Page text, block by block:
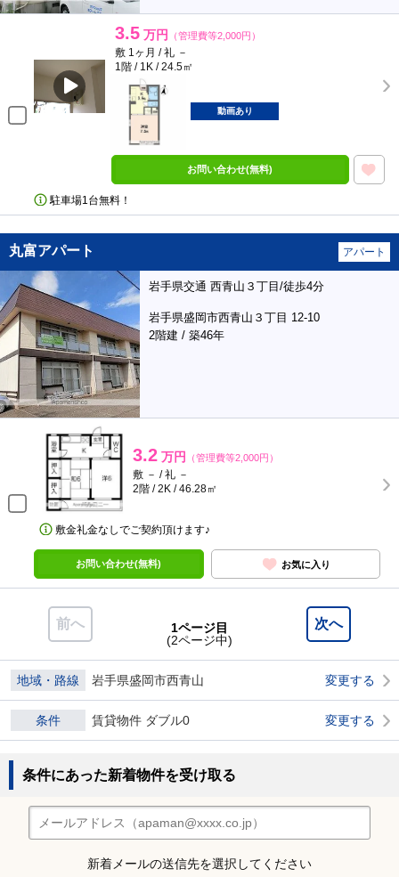
3.5 万円 （管理費等2,000円）
敷 1ヶ月 / 礼 －
1階 / 1K / 24.5㎡
動画あり
お問い合わせ(無料)
駐車場1台無料！
丸富アパート アパート
岩手県交通 西青山３丁目/徒歩4分
岩手県盛岡市西青山３丁目 12-10
2階建 / 築46年
3.2 万円 （管理費等2,000円）
敷 － / 礼 －
2階 / 2K / 46.28㎡
敷金礼金なしでご契約頂けます♪
お問い合わせ(無料) お気に入り
前へ 次へ
1ページ目
(2ページ中)
地域・路線 岩手県盛岡市西青山 変更する
条件 賃貸物件 ダブル0 変更する
条件にあった新着物件を受け取る
新着メールの送信先を選択してください